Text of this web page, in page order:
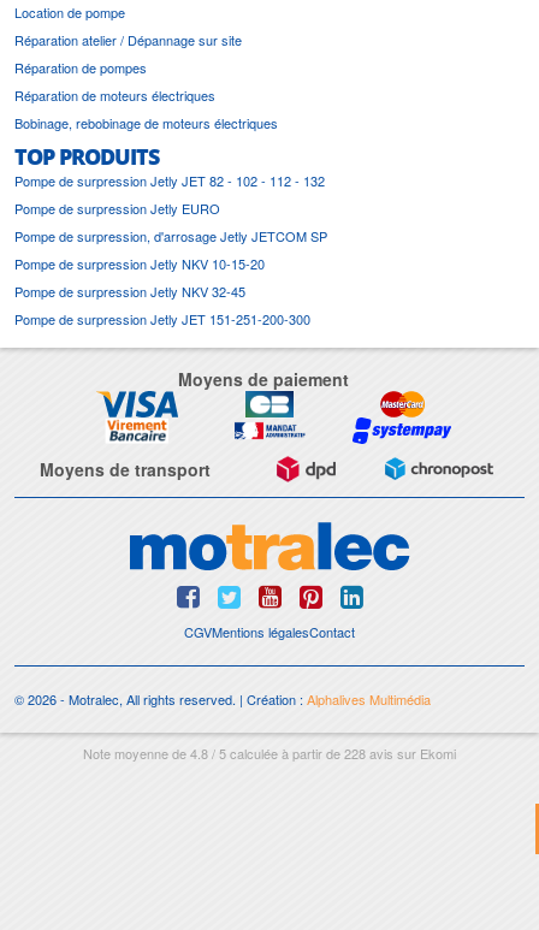
Location de pompe
Réparation atelier / Dépannage sur site
Réparation de pompes
Réparation de moteurs électriques
Bobinage, rebobinage de moteurs électriques
TOP PRODUITS
Pompe de surpression Jetly JET 82 - 102 - 112 - 132
Pompe de surpression Jetly EURO
Pompe de surpression, d'arrosage Jetly JETCOM SP
Pompe de surpression Jetly NKV 10-15-20
Pompe de surpression Jetly NKV 32-45
Pompe de surpression Jetly JET 151-251-200-300
Moyens de paiement
Moyens de transport
CGVMentions légalesContact
© 2026 - Motralec, All rights reserved. | Création :Alphalives Multimédia
Note moyenne de4.8/5calculée à partir de228avis sur Ekomi